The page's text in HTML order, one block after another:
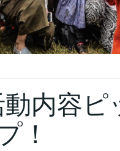
内容ピ
！